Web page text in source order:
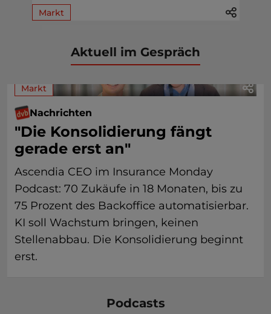
Markt
Aktuell im Gespräch
Markt
Nachrichten
"Die Konsolidierung fängt
gerade erst an"
Ascendia CEO im Insurance Monday
Podcast: 70 Zukäufe in 18 Monaten, bis zu
75 Prozent des Backoffice automatisierbar.
KI soll Wachstum bringen, keinen
Stellenabbau. Die Konsolidierung beginnt
erst.
Podcasts